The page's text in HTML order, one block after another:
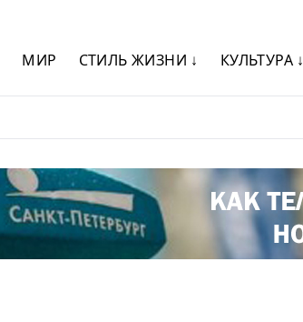
МИР СТИЛЬ ЖИЗНИ ↓ КУЛЬТУРА ↓